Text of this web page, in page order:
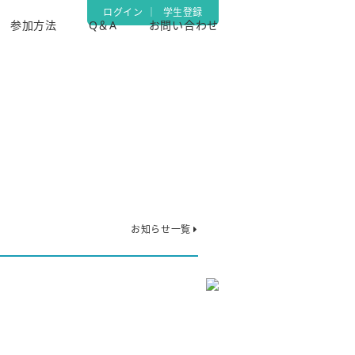
ログイン 学生登録
参加方法 Q＆A お問い合わせ
お知らせ一覧